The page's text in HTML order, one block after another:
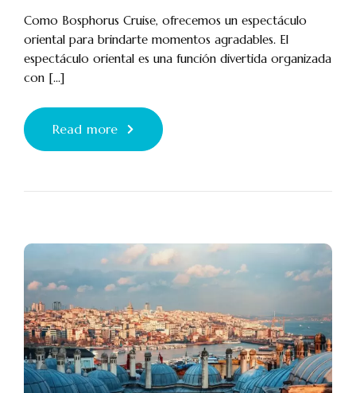
Como Bosphorus Cruise, ofrecemos un espectáculo
oriental para brindarte momentos agradables. El
espectáculo oriental es una función divertida organizada
con [...]
Read more